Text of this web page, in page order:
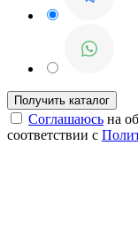
Соглашаюсь на
соответствии с